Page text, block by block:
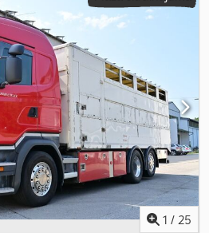
sludinājumu
1 / 25